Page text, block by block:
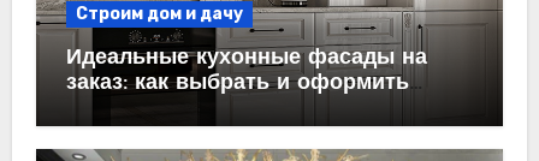
Строим дом и дачу
Идеальные кухонные фасады на
заказ: как выбрать и оформить